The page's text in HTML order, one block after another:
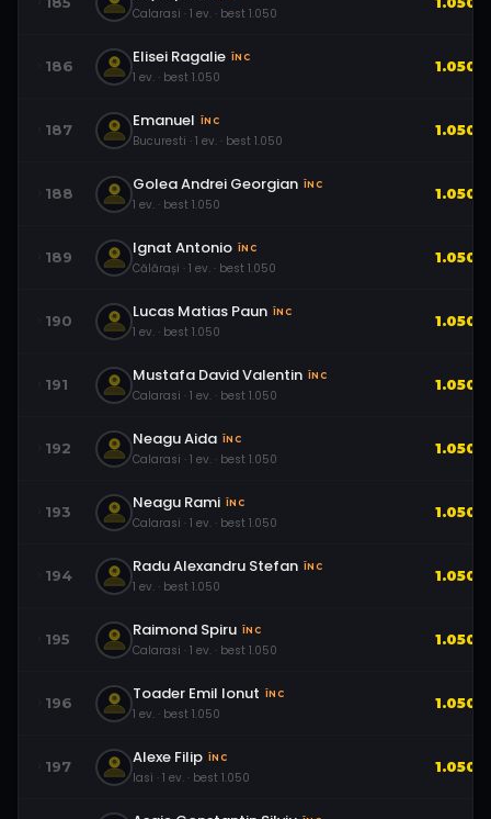
Calarasi · 1 ev. · best 1.050
186 Elisei Ragalie ÎNC
1 ev. · best 1.050
1.050
187 Emanuel ÎNC
Bucuresti · 1 ev. · best 1.050
1.050
188 Golea Andrei Georgian ÎNC
1 ev. · best 1.050
1.050
189 Ignat Antonio ÎNC
Călărași · 1 ev. · best 1.050
1.050
190 Lucas Matias Paun ÎNC
1 ev. · best 1.050
1.050
191 Mustafa David Valentin ÎNC
Calarasi · 1 ev. · best 1.050
1.050
192 Neagu Aida ÎNC
Calarasi · 1 ev. · best 1.050
1.050
193 Neagu Rami ÎNC
Calarasi · 1 ev. · best 1.050
1.050
194 Radu Alexandru Stefan ÎNC
1 ev. · best 1.050
1.050
195 Raimond Spiru ÎNC
Calarasi · 1 ev. · best 1.050
1.050
196 Toader Emil Ionut ÎNC
1 ev. · best 1.050
1.050
197 Alexe Filip ÎNC
Iasi · 1 ev. · best 1.050
1.050